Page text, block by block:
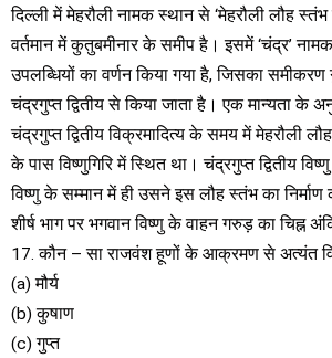
दिल्ली में मेहरौली नामक स्थान से ‘मेहरौली लौह
वर्तमान में कुतुबमीनार के समीप है। इसमें ‘चंद्र’
उपलब्धियों का वर्णन किया गया है, जिसका
चंद्रगुप्त द्वितीय से किया जाता है। एक मान्यता के
चंद्रगुप्त द्वितीय विक्रमादित्य के समय में मेहरौली
के पास विष्णुगिरि में स्थित था। चंद्रगुप्त द्वितीय
विष्णु के सम्मान में ही उसने इस लौह स्तंभ का
शीर्ष भाग पर भगवान विष्णु के वाहन गरुड़ का चिह्न
17. कौन – सा राजवंश हूणों के आक्रमण से अत्यंत
(a) मौर्य
(b) कुषाण
(c) गुप्त